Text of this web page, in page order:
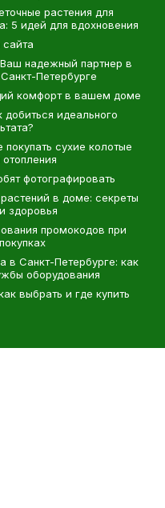
растения для
5 идей для вдохновения
сайта
надежный партнер в
Петербурге
комфорт в вашем доме
идеального
сухие колотые
фотографировать
в доме: секреты
здоровья
промокодов при
в Санкт-Петербурге: как
оборудования
выбрать и где купить